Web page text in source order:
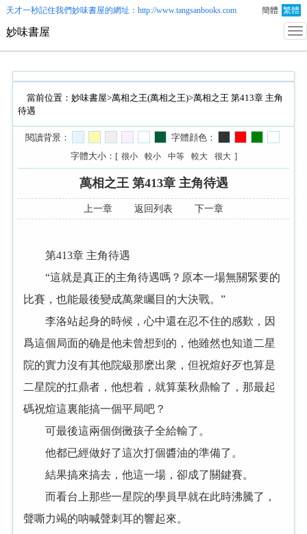
天才一秒記住我們妙味書屋的網址：http://www.tangsanbooks.com 簡體 繁體
妙味書屋
當前位置： 妙味書屋>萬相之王(萬相之王)>萬相之王 第413章 主角
待遇
閱讀背景：
字體顔色：
字體大小：[ 很小 較小 中等 較大 很大 ]
萬相之王 第413章 主角待遇
上一章 返回列表 下一章
第413章 主角待遇
“這就是真正的主角待遇嗎？原本一場無關緊要的
比賽，也能最後變成萬衆矚目的大決戰。”
李洛站起身的時候，心中還在忍不住的感歎，因
爲這個局面的确是他未曾想到的，他雖然也知道二星
院的實力沒有其他院級那麽出衆，但祝煊好歹也算是
二星院的扛鼎者，他想着，就算葉秋鼎輸了，那最起
碼祝煊這裏能搞一個平局吧？
可最後這兩個倒黴孩子全給輸了。
他都已經做好了這次打個醬油的準備了。
結果搞來搞去，他這一場，卻成了關鍵賽。
而看台上那些一星院的學員早就在此時沸騰了，
聲嘶力竭的呐喊聲刺耳的響起來。